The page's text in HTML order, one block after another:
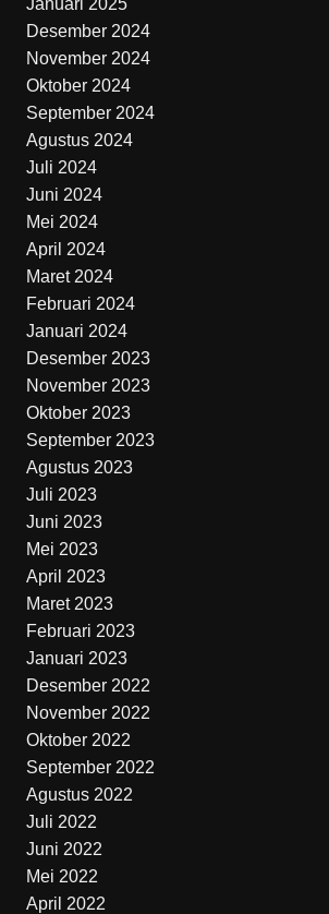
Desember 2024
November 2024
Oktober 2024
September 2024
Agustus 2024
Juli 2024
Juni 2024
Mei 2024
April 2024
Maret 2024
Februari 2024
Januari 2024
Desember 2023
November 2023
Oktober 2023
September 2023
Agustus 2023
Juli 2023
Juni 2023
Mei 2023
April 2023
Maret 2023
Februari 2023
Januari 2023
Desember 2022
November 2022
Oktober 2022
September 2022
Agustus 2022
Juli 2022
Juni 2022
Mei 2022
April 2022